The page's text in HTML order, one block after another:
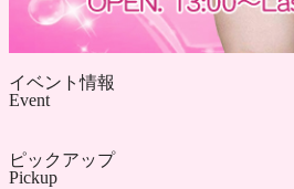
イベント情報
Event
ピックアップ
Pickup